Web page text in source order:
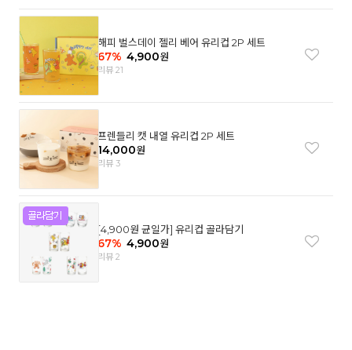
해피 벌스데이 젤리 베어 유리컵 2P 세트
67% 4,900원
리뷰 21
프렌들리 캣 내열 유리컵 2P 세트
14,000원
리뷰 3
[4,900원 균일가] 유리컵 골라담기
67% 4,900원
리뷰 2